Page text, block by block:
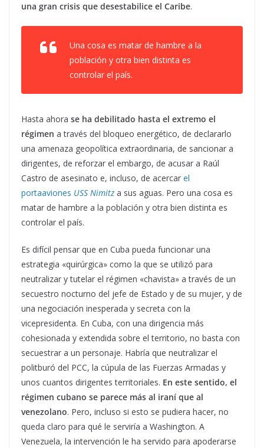
una gran crisis que desestabilice el Caribe.
Una cosa es matar de hambre a la
población y otra bien distinta es
controlar el país.
Hasta ahora se ha debilitado hasta el extremo el
régimen a través del bloqueo energético, de declararlo
una amenaza geopolítica extraordinaria, de sancionar a
dirigentes, de reforzar el embargo, de acusar a Raúl
Castro de asesinato e, incluso, de acercar el
portaaviones USS Nimitz a sus aguas. Pero una cosa es
matar de hambre a la población y otra bien distinta es
controlar el país.
Es difícil pensar que en Cuba pueda funcionar una
estrategia «quirúrgica» como la que se utilizó para
neutralizar y tutelar el régimen «chavista» a través de un
secuestro nocturno del jefe de Estado y de su mujer, y de
una negociación inesperada y secreta con la
vicepresidenta. En Cuba, con una dirigencia más
cohesionada y extendida sobre el territorio, no basta con
secuestrar a un personaje. Habría que neutralizar el
politburó del PCC, la cúpula de las Fuerzas Armadas y
unos cuantos dirigentes territoriales. En este sentido, el
régimen cubano se parece más al iraní que al
venezolano. Pero, incluso si esto se pudiera hacer, no
queda claro para qué le serviría a Washington. A
Venezuela, la intervención le ha servido para apoderarse